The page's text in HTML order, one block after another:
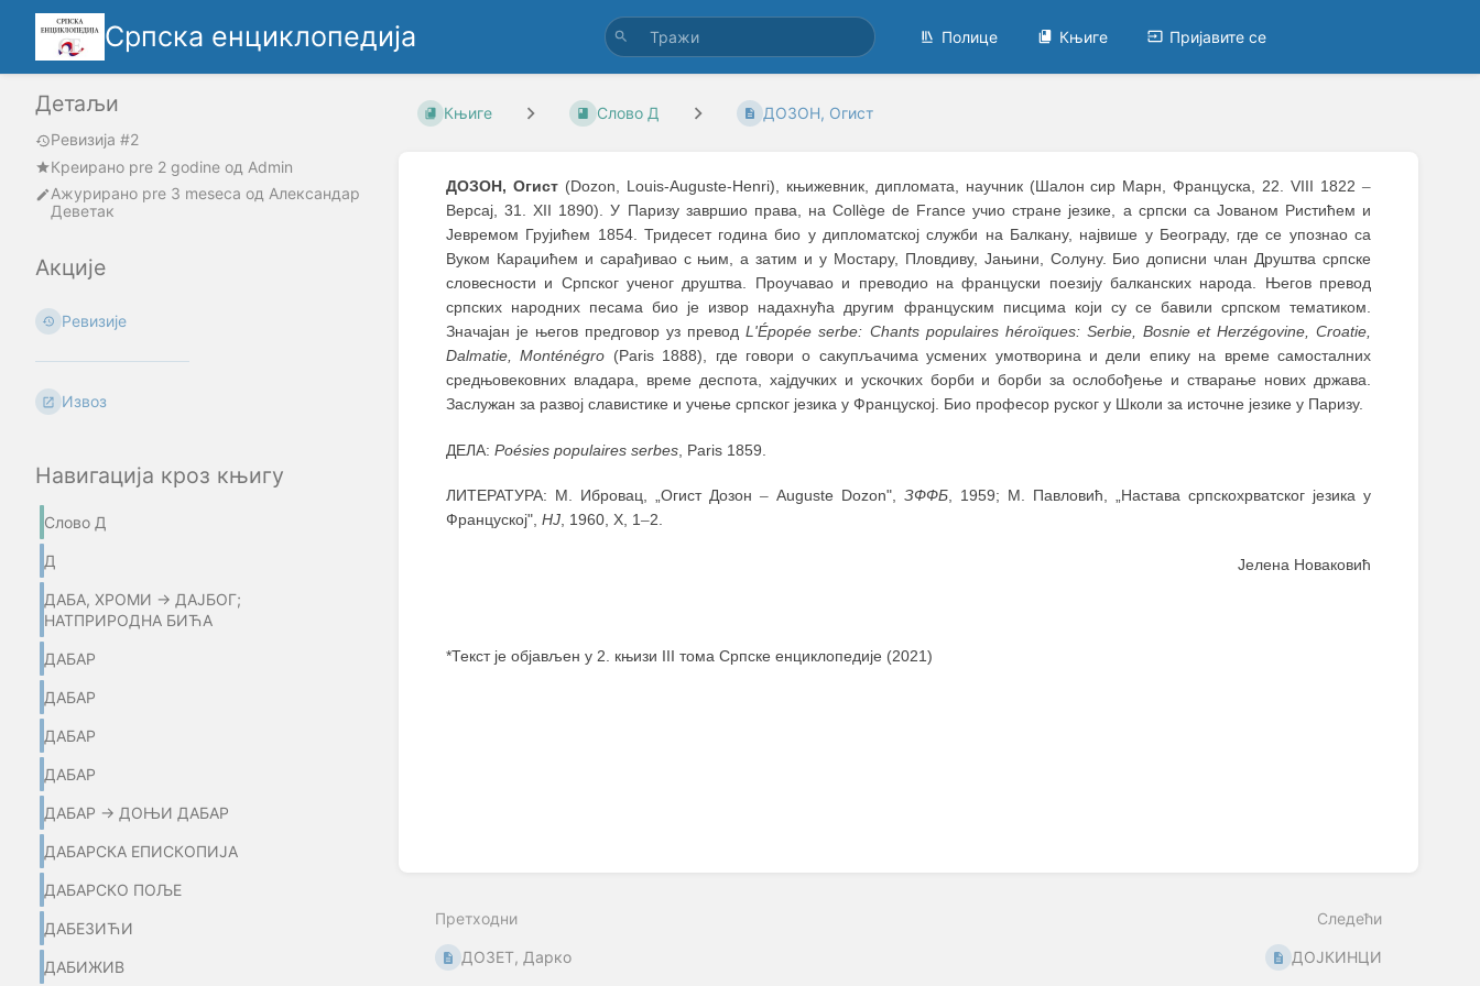
Српска енциклопедија Полице Књиге Пријавите се
Детаљи
Ревизија #2
Креирано pre 2 godine oд Admin
Ажурирано pre 3 meseca од Александар
Деветак
Акције
Ревизије
Извоз
Навигација кроз књигу
Слово Д
Д
ДАБА, ХРОМИ → ДАЈБОГ;
НАТПРИРОДНА БИЋА
ДАБАР
ДАБАР
ДАБАР
ДАБАР
ДАБАР → ДОЊИ ДАБАР
ДАБАРСКА ЕПИСКОПИЈА
ДАБАРСКО ПОЉЕ
ДАБЕЗИЋИ
ДАБИЖИВ
Књиге Слово Д ДОЗОН, Огист
ДОЗОН, Огист(Dozon, Louis-Auguste-Henri), књижевник, дипломата, научник (Шалон сир Марн, Француска, 22. VIII 1822–
Bеpcaј, 31. XII 1890). У Паризу завршио права, на Collège de France учио стране језике, а српски са Јованом Ристићем и
Јевремом Грујићем 1854. Тридесет година био у дипломатској служби на Балкану, највише у Београду, где се упознао са
Вуком Караџићем и сарађивао с њим, а затим и у Мостару, Пловдиву, Јањини, Солуну. Био дописни члан Друштва српске
словесности и Српског ученог друштва. Проучавао и преводио на француски поезију балканских народа. Његов превод
српских народних песама био је извор надахнућа другим француским писцима који су се бавили српском тематиком.
Значајан је његов предговор уз преводL'Épopée serbe: Chants populaires héroïques: Serbie, Bosnie et Herzégovine, Croatie,
Dalmatie, Monténégro (Paris 1888), где говори о сакупљачима усмених умотворина и дели епику на време самосталних
средњовековних владара, време деспота, хајдучких и ускочких борби и борби за ослобођење и стварање нових држава.
Заслужан за развој славистике и учење српског језика у Француској. Био професор руског у Школи за источне језике у Паризу.
ДЕЛА: Poésies populaires serbes , Paris 1859.
ЛИТЕРАТУРА: М. Ибровац, „Огист Дозон – Auguste Dozon", ЗФФБ , 1959; М. Павловић, „Настава српскохрватског језика у
Француској", НЈ , 1960, X, 1–2.
Јелена Новаковић
*Текст је објављен у 2. књизи III тома Српске енциклопедије (2021)
Претходни
ДОЗЕТ, Дарко
Следећи
ДОЈКИНЦИ